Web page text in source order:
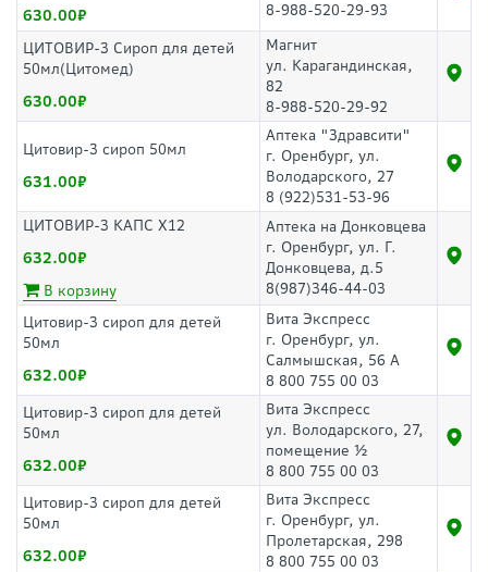
630.00
8-988-520-29-93
ЦИТОВИР-3 Сироп для детей
50мл(Цитомед)
630.00
Магнит
ул. Карагандинская,
82
8-988-520-29-92
Цитовир-3 сироп 50мл
631.00
Аптека "Здравсити"
г. Оренбург, ул.
Володарского, 27
8 (922)531-53-96
ЦИТОВИР-3 КАПС Х12
632.00
В корзину
Аптека на Донковцева
г. Оренбург, ул. Г.
Донковцева, д.5
8(987)346-44-03
Цитовир-3 сироп для детей
50мл
632.00
Вита Экспресс
г. Оренбург, ул.
Салмышская, 56 А
8 800 755 00 03
Цитовир-3 сироп для детей
50мл
632.00
Вита Экспресс
ул. Володарского, 27,
помещение ½
8 800 755 00 03
Цитовир-3 сироп для детей
50мл
632.00
Вита Экспресс
г. Оренбург, ул.
Пролетарская, 298
8 800 755 00 03